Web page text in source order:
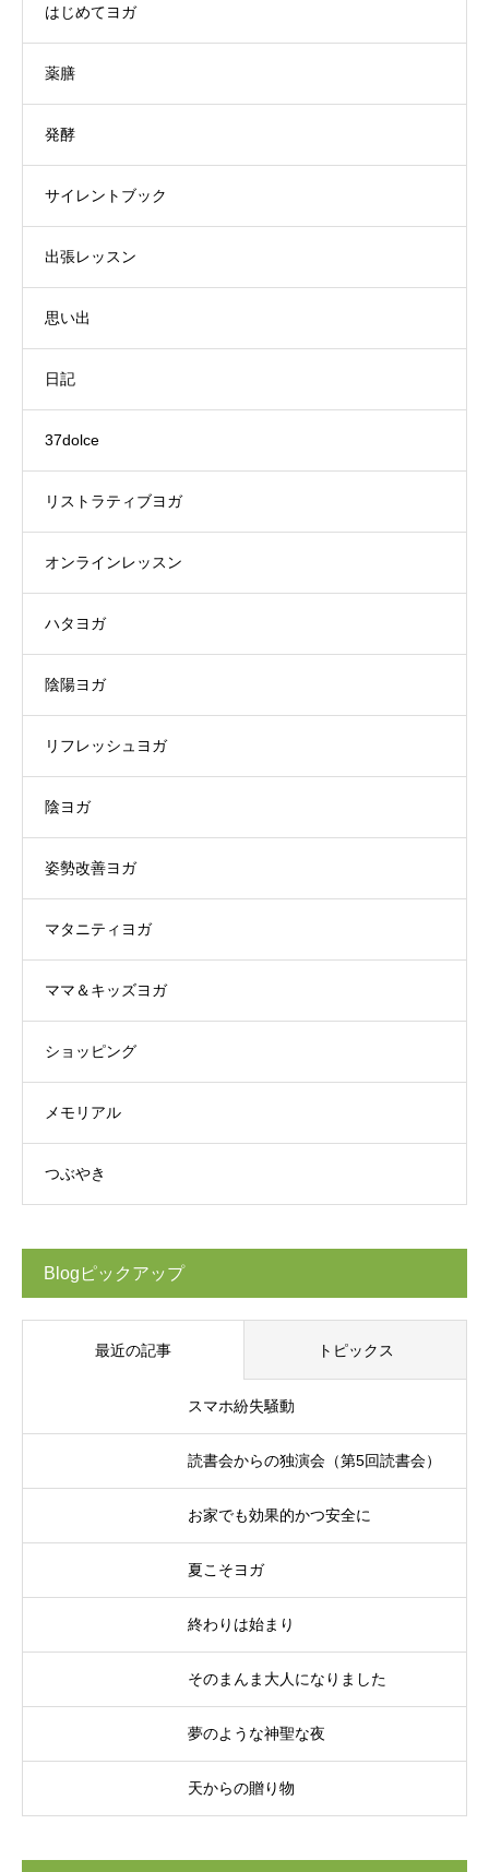
はじめてヨガ
薬膳
発酵
サイレントブック
出張レッスン
思い出
日記
37dolce
リストラティブヨガ
オンラインレッスン
ハタヨガ
陰陽ヨガ
リフレッシュヨガ
陰ヨガ
姿勢改善ヨガ
マタニティヨガ
ママ＆キッズヨガ
ショッピング
メモリアル
つぶやき
Blogピックアップ
最近の記事 トピックス
スマホ紛失騒動
読書会からの独演会（第5回読書会）
お家でも効果的かつ安全に
夏こそヨガ
終わりは始まり
そのまんま大人になりました
夢のような神聖な夜
天からの贈り物